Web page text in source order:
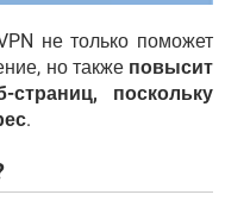
не только поможет
но также повысит
страниц, поскольку
.